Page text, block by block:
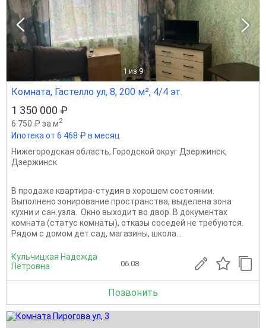
1 из 9
Комната, Гастелло ул, 8, 200 м², 4/4 эт.
1 350 000 ₽
6 750 ₽ за м2
Ипотека от 6 468 ₽ в месяц
Нижегородская область, Городской округ Дзержинск,
Дзержинск
В продаже квартира-студия в хорошем состоянии.
Выполнено зонирование пространства, выделена зона
кухни и сан.узла. Окно выходит во двор. В документах
комната (статус комнаты), отказы соседей не требуются.
Рядом с домом дет.сад, магазины, школа...
Кульчицкая Надежда
Петровна
06.08
Позвонить